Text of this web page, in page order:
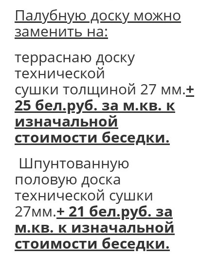
Палубную доску можно
заменить на:
терраснаю доску
технической
сушки толщиной 27 мм.+
25 бел.руб. за м.кв. к
изначальной
стоимости беседки.
Шпунтованную
половую доска
технической сушки
27мм.+ 21 бел.руб. за
м.кв. к изначальной
стоимости беседки.